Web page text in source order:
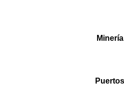
Minería
Puertos